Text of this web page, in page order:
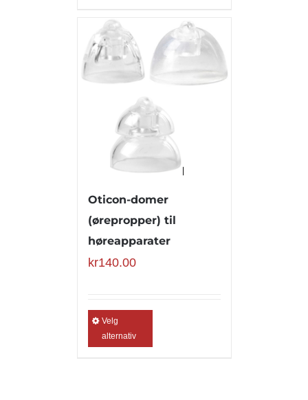
Oticon-domer
(ørepropper) til
høreapparater
kr140.00
Velg
alternativ